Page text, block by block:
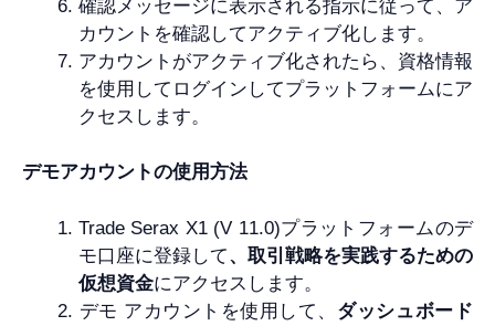
確認メッセージに表示される指示に従って、ア
カウントを確認してアクティブ化します。
アカウントがアクティブ化されたら、資格情報
を使用してログインしてプラットフォームにア
クセスします。
デモアカウントの使用方法
Trade Serax X1 (V 11.0)プラットフォームのデ
モ口座に登録して、取引戦略を実践するための
仮想資金にアクセスします。
デモ アカウントを使用して、 ダッシュボード